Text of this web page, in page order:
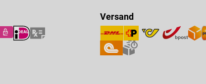
Versand